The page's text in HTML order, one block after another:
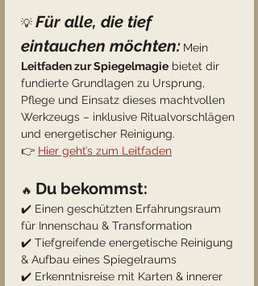
💡 Für alle, die tief
eintauchen möchten: Mein
Leitfaden zur Spiegelmagie bietet dir
fundierte Grundlagen zu Ursprung,
Pflege und Einsatz dieses machtvollen
Werkzeugs – inklusive Ritualvorschlägen
und energetischer Reinigung.
👉 Hier geht’s zum Leitfaden
🔥 Du bekommst:
✔️ Einen geschützten Erfahrungsraum
für Innenschau & Transformation
✔️ Tiefgreifende energetische Reinigung
& Aufbau eines Spiegelraums
✔️ Erkenntnisreise mit Karten & innerer